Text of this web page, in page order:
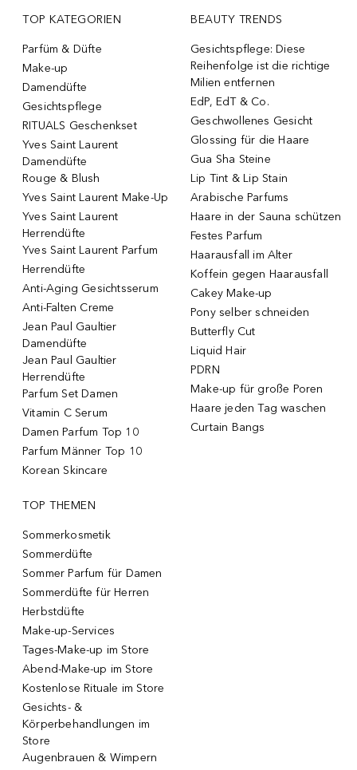
TOP KATEGORIEN
Parfüm & Düfte
Make-up
Damendüfte
Gesichtspflege
RITUALS Geschenkset
Yves Saint Laurent
Damendüfte
Rouge & Blush
Yves Saint Laurent Make-Up
Yves Saint Laurent
Herrendüfte
Yves Saint Laurent Parfum
Herrendüfte
Anti-Aging Gesichtsserum
Anti-Falten Creme
Jean Paul Gaultier
Damendüfte
Jean Paul Gaultier
Herrendüfte
Parfum Set Damen
Vitamin C Serum
Damen Parfum Top 10
Parfum Männer Top 10
Korean Skincare
BEAUTY TRENDS
Gesichtspflege: Diese
Reihenfolge ist die richtige
Milien entfernen
EdP, EdT & Co.
Geschwollenes Gesicht
Glossing für die Haare
Gua Sha Steine
Lip Tint & Lip Stain
Arabische Parfums
Haare in der Sauna schützen
Festes Parfum
Haarausfall im Alter
Koffein gegen Haarausfall
Cakey Make-up
Pony selber schneiden
Butterfly Cut
Liquid Hair
PDRN
Make-up für große Poren
Haare jeden Tag waschen
Curtain Bangs
TOP THEMEN
Sommerkosmetik
Sommerdüfte
Sommer Parfum für Damen
Sommerdüfte für Herren
Herbstdüfte
Make-up-Services
Tages-Make-up im Store
Abend-Make-up im Store
Kostenlose Rituale im Store
Gesichts- &
Körperbehandlungen im
Store
Augenbrauen & Wimpern